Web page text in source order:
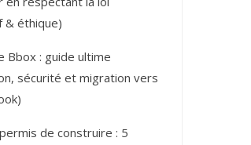
& éthique)
Bbox : guide ultime
sécurité et migration vers
de construire : 5